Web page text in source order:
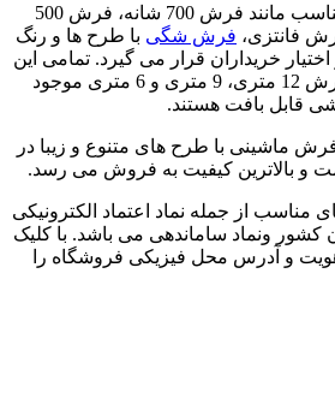
فرش ماشینی با قیمت مناسب مانند فرش 700 شانه، فرش 500
فرش شگی با طرح ها و رنگ
خریداران قرار می گیرد. تمامی این
محصولات در سایزهای فرش 12 متری، 9 متری و 6 متری موجود
قابل بافت هستند.
ماشینی با طرح های متنوع و زیبا در
و بالاترین کیفیت به فروش می رسد.
مناسب از جمله نماد اعتماد الکترونیکی
ونماد ساماندهی می باشد. با کلیک
هویت و آدرس محل فیزیکی فروشگاه را